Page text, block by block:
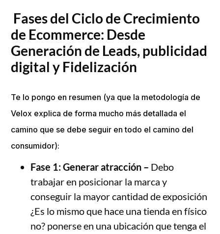
Fases del Ciclo de Crecimiento
de Ecommerce: Desde
Generación de Leads, publicidad
digital y Fidelización
Te lo pongo en resumen (ya que la metodología de
Velox explica de forma mucho más detallada el
camino que se debe seguir en todo el camino del
consumidor):
Fase 1: Generar atracción – Debo
trabajar en posicionar la marca y
conseguir la mayor cantidad de exposición
¿Es lo mismo que hace una tienda en físico
no? ponerse en una ubicación que tenga el